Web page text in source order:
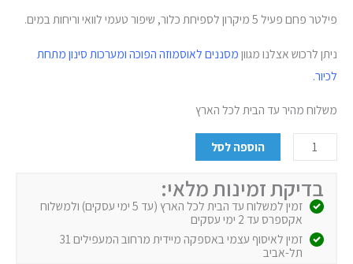
פילטר פחם פעיל 5 מיקרון לספיחת כלור, שיפור טעמי לוואי וריחות במים.
ניתן לרכוש אצלנו מגוון מסננים לאוסמוזה הפוכה ומערכות סינון מתחת
לכיור.
משלוח מהיר עד הבית לכל הארץ
הוספה לסל
בדיקת זמינות מלאי:
זמין למשלוח עד הבית לכל הארץ (עד 5 ימי עסקים) ולמשלוח
אקספרס עד 2 ימי עסקים
זמין לאיסוף עצמי באספקה מיידית מרחוב המעפילים 31
תל-אביב